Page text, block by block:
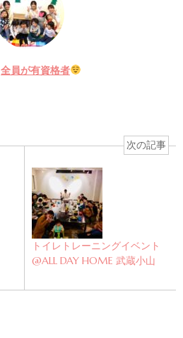
全員が有資格者
次の記事
トイレトレーニングイベント
@ALL DAY HOME 武蔵小山